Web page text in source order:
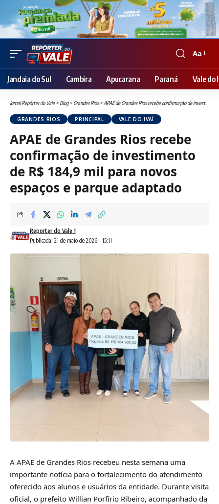
Font
Resizer
Aa
Jandaia do Sul Cambira Apucarana Paraná Vale do
Jornal Repórter do Vale> Blog> Grandes Rios>APAE de Grandes Rios recebe confirmação de investimento de R$ 184,9 mil para novos espaços e parque adaptado
GRANDES RIOS PRINCIPAL VALE DO IVAÍ
APAE de Grandes Rios recebe
confirmação de investimento
de R$ 184,9 mil para novos
espaços e parque adaptado
Publicada: 21 de maio de 2026 - 15:11
Reporter do Vale 1
A APAE de Grandes Rios recebeu nesta semana uma
importante notícia para o fortalecimento do atendimento
oferecido aos alunos e usuários da entidade. Durante visita
oficial, o prefeito Willian Porfírio Ribeiro, acompanhado da